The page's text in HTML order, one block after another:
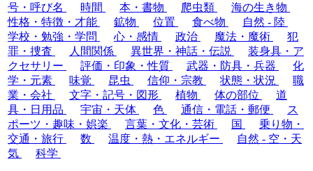
号・呼び名
時間 本・書物 爬虫類
海の生き物
性格・特徴・才能
鉱物 位置 食べ物
自然 - 陸
学校・勉強・学問
心・感情 政治 魔法・魔術
犯
罪・捜査
人間関係 異世界・神話・伝説
装身具・ア
クセサリー
評価・印象・性質 武器・防具・兵器
化
学・元素
味覚 昆虫 信仰・宗教 状態・状況
職
業・会社
文字・記号・図形 植物 体の部位
道
具・日用品
宇宙・天体 色 通信・電話・郵便
ス
ポーツ・趣味・娯楽
言葉・文化・芸術 国
乗り物・
交通・旅行
数 温度・熱・エネルギー
自然 - 空・天
気
科学